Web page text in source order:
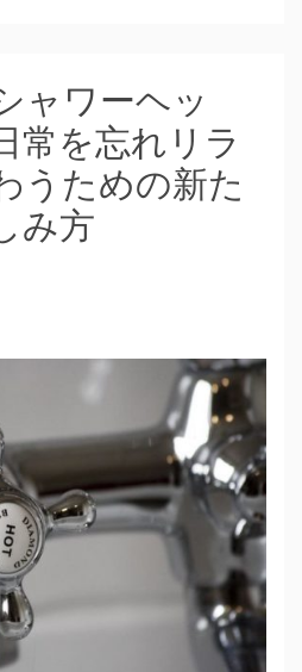
ャワーヘッ
常を忘れリラ
うための新た
み方